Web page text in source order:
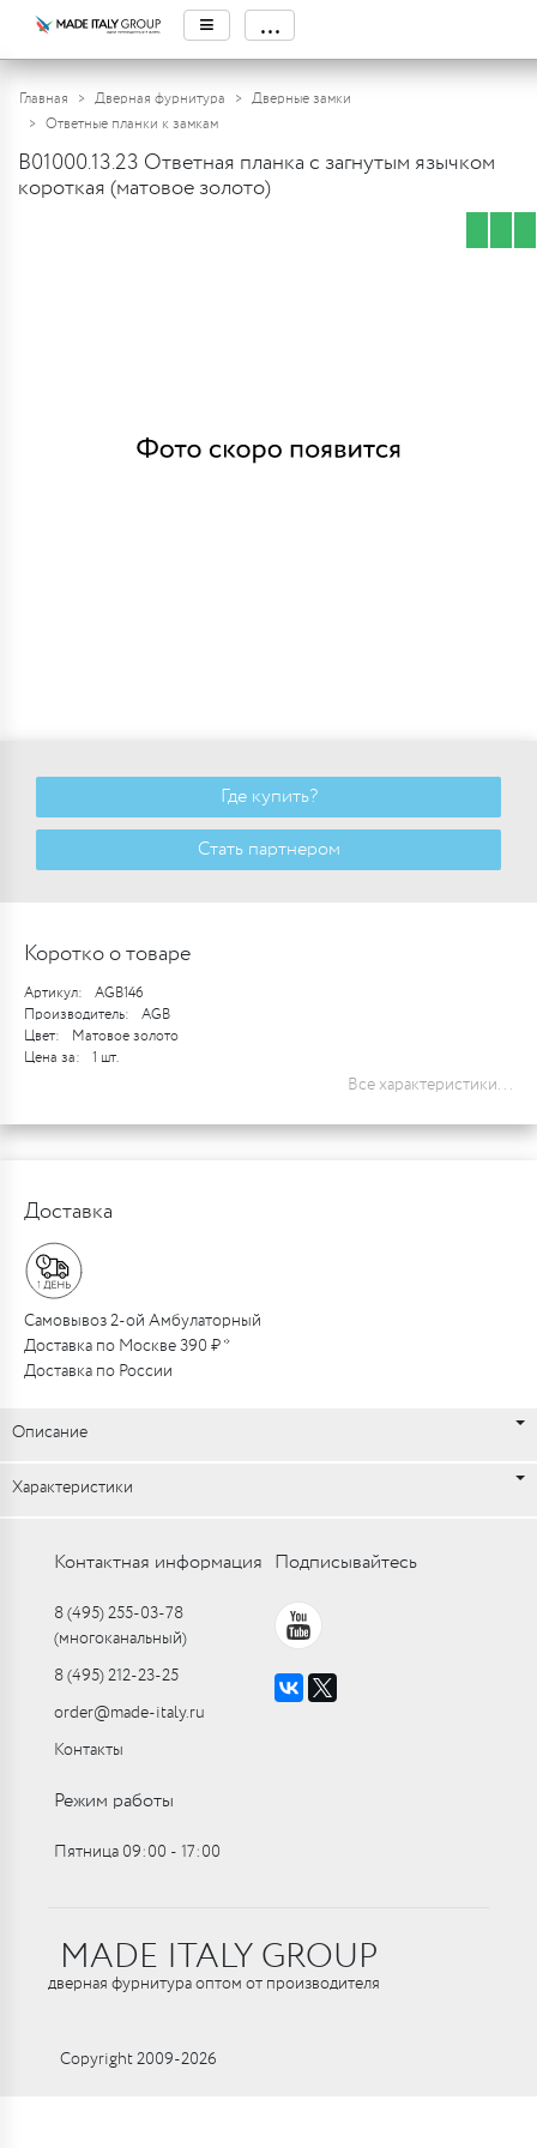
≡ ...
Главная Дверная фурнитура
Дверные замки
Ответные планки к замкам
B01000.13.23 Ответная планка с загнутым язычком
короткая (матовое золото)
Где купить?
Стать партнером
Коротко о товаре
Артикул:
AGB146
Производитель:
AGB
Цвет:
Матовое золото
Цена за:
1 шт.
Все характеристики...
Доставка
Самовывоз 2-ой Амбулаторный
Доставка по Москве 390 ₽ *
Доставка по России
Описание
Характеристики
Контактная информация
8 (495) 255-03-78
(многоканальный)
8 (495) 212-23-25
order@made-italy.ru
Контакты
Подписывайтесь
Режим работы
Пятница 09:00 ‑ 17:00
MADE ITALY GROUP
дверная фурнитура оптом от производителя
Copyright 2009-2026